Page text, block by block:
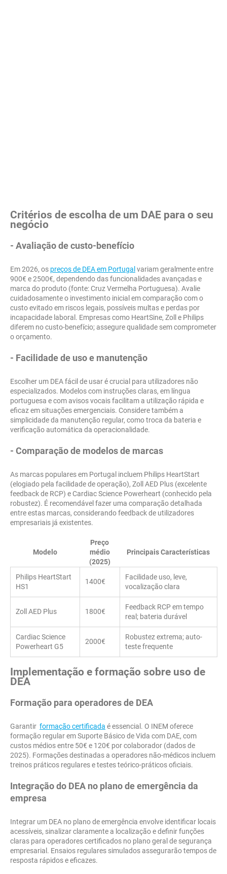
Critérios de escolha de um DAE para o seu
negócio
- Avaliação de custo-benefício
Em 2026, os preços de DEA em Portugal variam geralmente entre
900€ e 2500€, dependendo das funcionalidades avançadas e
marca do produto (fonte: Cruz Vermelha Portuguesa). Avalie
cuidadosamente o investimento inicial em comparação com o
custo evitado em riscos legais, possíveis multas e perdas por
incapacidade laboral. Empresas como HeartSine, Zoll e Philips
diferem no custo-benefício; assegure qualidade sem comprometer
o orçamento.
- Facilidade de uso e manutenção
Escolher um DEA fácil de usar é crucial para utilizadores não
especializados. Modelos com instruções claras, em língua
portuguesa e com avisos vocais facilitam a utilização rápida e
eficaz em situações emergenciais. Considere também a
simplicidade da manutenção regular, como troca da bateria e
verificação automática da operacionalidade.
- Comparação de modelos de marcas
As marcas populares em Portugal incluem Philips HeartStart
(elogiado pela facilidade de operação), Zoll AED Plus (excelente
feedback de RCP) e Cardiac Science Powerheart (conhecido pela
robustez). É recomendável fazer uma comparação detalhada
entre estas marcas, considerando feedback de utilizadores
empresariais já existentes.
Modelo
Preço
médio
(2025)
Principais Características
Philips HeartStart
HS1
1400€
Facilidade uso, leve,
vocalização clara
Zoll AED Plus 1800€
Feedback RCP em tempo
real; bateria durável
Cardiac Science
Powerheart G5
2000€
Robustez extrema; auto-
teste frequente
Implementação e formação sobre uso de
DEA
Formação para operadores de DEA
Garantir formação certificada é essencial. O INEM oferece
formação regular em Suporte Básico de Vida com DAE, com
custos médios entre 50€ e 120€ por colaborador (dados de
2025). Formações destinadas a operadores não-médicos incluem
treinos práticos regulares e testes teórico-práticos oficiais.
Integração do DEA no plano de emergência da
empresa
Integrar um DEA no plano de emergência envolve identificar locais
acessíveis, sinalizar claramente a localização e definir funções
claras para operadores certificados no plano geral de segurança
empresarial. Ensaios regulares simulados assegurarão tempos de
resposta rápidos e eficazes.